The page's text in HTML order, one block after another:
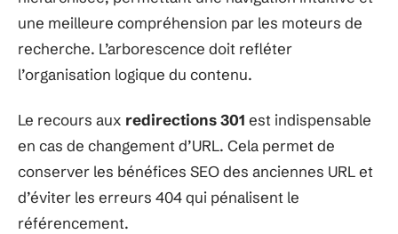
une meilleure compréhension par les moteurs de
recherche. L’arborescence doit refléter
l’organisation logique du contenu.
Le recours aux redirections 301 est indispensable
en cas de changement d’URL. Cela permet de
conserver les bénéfices SEO des anciennes URL et
d’éviter les erreurs 404 qui pénalisent le
référencement.